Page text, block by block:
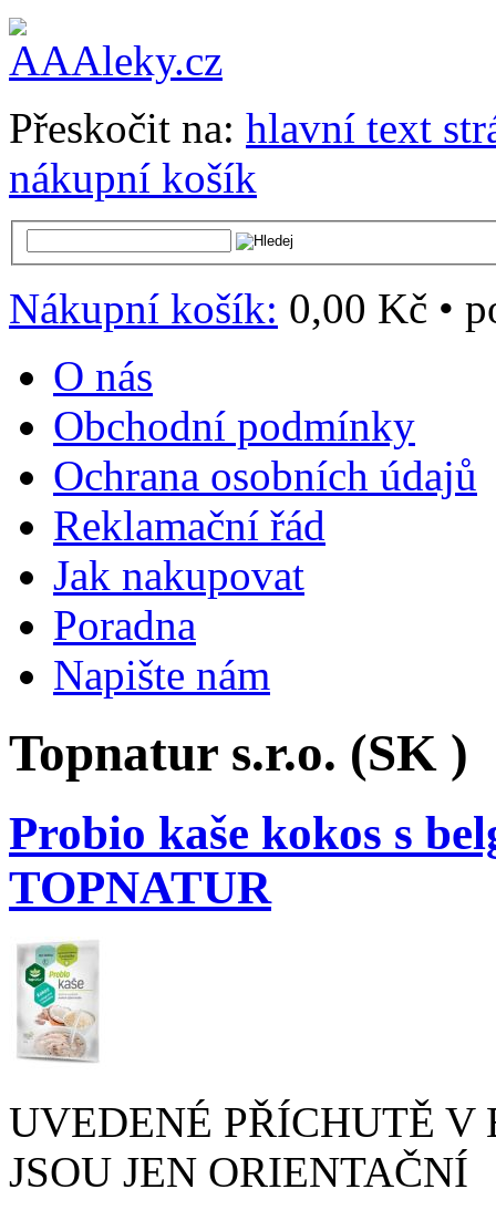
Přeskočit na: hlavní text
nákupní košík
Nákupní košík: 0,00 Kč •
O nás
Obchodní podmínky
Ochrana osobních údajů
Reklamační řád
Jak nakupovat
Poradna
Napište nám
Topnatur s.r.o. (SK )
Probio kaše kokos s
TOPNATUR
UVEDENÉ PŘÍCHUTĚ
JSOU JEN ORIENTAČNÍ